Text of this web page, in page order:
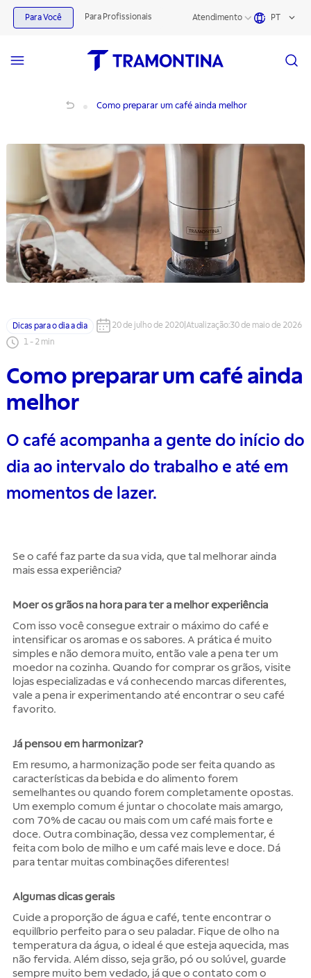
Para Você Para Profissionais Atendimento PT
Como preparar um café ainda melhor
Dicas para o dia a dia 20 de julho de 2020 Atualização:30 de maio de 2026
1- 2 min
Como preparar um café ainda
melhor
O café acompanha a gente do início do
dia ao intervalo do trabalho e até em
momentos de lazer.
Se o café faz parte da sua vida, que tal melhorar ainda
mais essa experiência?
Moer os grãos na hora para ter a melhor experiência
Com isso você consegue extrair o máximo do café e
intensificar os aromas e os sabores. A prática é muito
simples e não demora muito, então vale a pena ter um
moedor na cozinha. Quando for comprar os grãos, visite
lojas especializadas e vá conhecendo marcas diferentes,
vale a pena ir experimentando até encontrar o seu café
favorito.
Já pensou em harmonizar?
Em resumo, a harmonização pode ser feita quando as
características da bebida e do alimento forem
semelhantes ou quando forem completamente opostas.
Um exemplo comum é juntar o chocolate mais amargo,
com 70% de cacau ou mais com um café mais forte e
doce. Outra combinação, dessa vez complementar, é
feita com bolo de milho e um café mais leve e doce. Dá
para tentar muitas combinações diferentes!
Algumas dicas gerais
Cuide a proporção de água e café, tente encontrar o
equilíbrio perfeito para o seu paladar. Fique de olho na
temperatura da água, o ideal é que esteja aquecida, mas
não fervida. Além disso, seja grão, pó ou solúvel, guarde
sempre muito bem vedado, já que o contato com o